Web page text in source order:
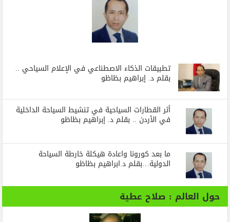
تطبيقات الذكاء الاصطناعي في الإعلام السياحي ..
بقلم د. إبراهيم بظاظو
أثر القطارات السياحية في تنشيط السياحة الداخلية
في الأردن .. بقلم د. إبراهيم بظاظو
ما بعد كورونا واعادة هيكلة خارطة السياحة
الدولية…بقلم د.ابراهيم بظاظو
حول العالم : صلاح عطية